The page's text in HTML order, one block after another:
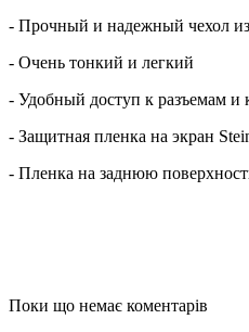
- Прочный и надежный чехол
- Очень тонкий и легкий
- Удобный доступ к разъемам и
- Защитная пленка на экран
- Пленка на заднюю
Поки що немає коментарів